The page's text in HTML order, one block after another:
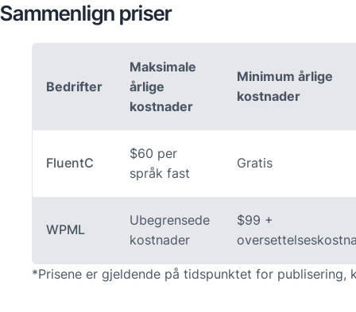
Sammenlign priser
Bedrifter
Maksimale
årlige
kostnader
Minimum årlige
kostnader
FluentC
$60 per
språk fast
Gratis
WPML
Ubegrensede
kostnader
$99 +
*Prisene er gjeldende på tidspunktet for publisering,